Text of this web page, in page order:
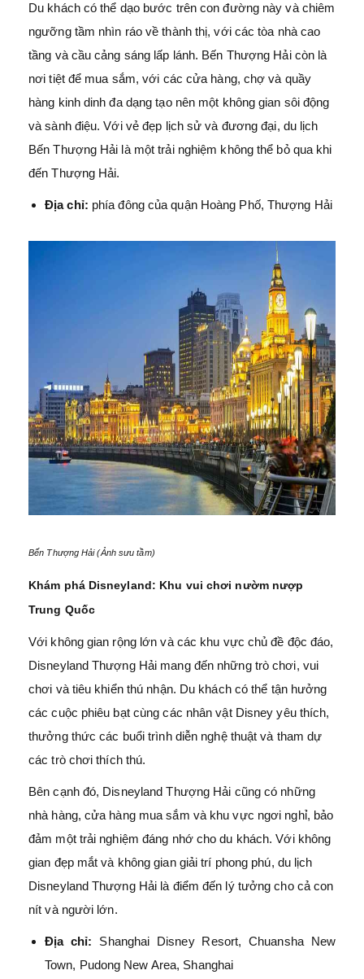
Du khách có thể dạo bước trên con đường này và chiêm
ngưỡng tầm nhìn ráo về thành thị, với các tòa nhà cao
tầng và cầu cảng sáng lấp lánh. Bến Thượng Hải còn là
nơi tiệt để mua sắm, với các cửa hàng, chợ và quầy
hàng kinh dinh đa dạng tạo nên một không gian sôi động
và sành điệu. Với vẻ đẹp lịch sử và đương đại, du lịch
Bến Thượng Hải là một trải nghiệm không thể bỏ qua khi
đến Thượng Hải.
Địa chỉ: phía đông của quận Hoàng Phố, Thượng Hải
Bến Thượng Hải (Ảnh sưu tầm)
Khám phá Disneyland: Khu vui chơi nườm nượp
Trung Quốc
Với không gian rộng lớn và các khu vực chủ đề độc đáo,
Disneyland Thượng Hải mang đến những trò chơi, vui
chơi và tiêu khiển thú nhận. Du khách có thể tận hưởng
các cuộc phiêu bạt cùng các nhân vật Disney yêu thích,
thưởng thức các buổi trình diễn nghệ thuật và tham dự
các trò chơi thích thú.
Bên cạnh đó, Disneyland Thượng Hải cũng có những
nhà hàng, cửa hàng mua sắm và khu vực ngơi nghỉ, bảo
đảm một trải nghiệm đáng nhớ cho du khách. Với không
gian đẹp mắt và không gian giải trí phong phú, du lịch
Disneyland Thượng Hải là điểm đến lý tưởng cho cả con
nít và người lớn.
Địa chỉ:
Shanghai Disney Resort, Chuansha New
Town, Pudong New Area, Shanghai